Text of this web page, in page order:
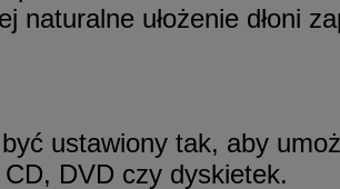
naturalne ułożenie dłoni
ustawiony tak, aby
DVD czy dyskietek.